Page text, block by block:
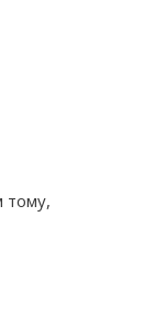
тому,